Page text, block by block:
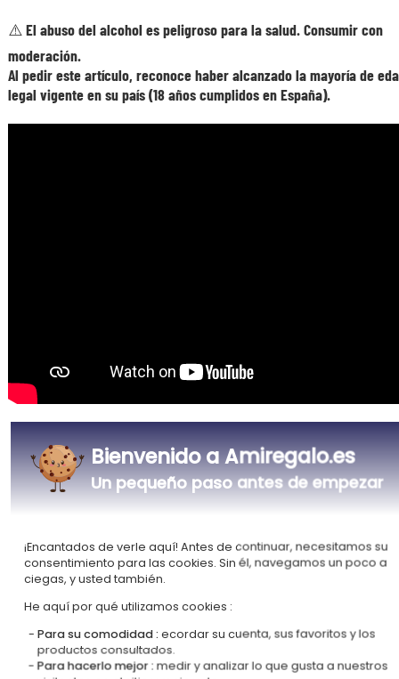
Nuestra empresa Kadocom es
Certificada
Miembro del
Nuestro enfoque RSE Glosario de etiquetas
⚠️ El abuso del alcohol es peligroso para la salud. Consumir con
moderación.
Al pedir este artículo, reconoce haber alcanzado la mayoría de
legal vigente en su país (18 años cumplidos en España).
Bienvenido a Amiregalo.es
Un pequeño paso antes de empezar
¡Encantados de verle aquí! Antes de continuar, necesitamos su
consentimiento para las cookies. Sin él, navegamos un poco a
ciegas, y usted también.
He aquí por qué utilizamos cookies :
Para su comodidad : ecordar su cuenta, sus favoritos y los
productos consultados.
Para hacerlo mejor : medir y analizar lo que gusta a nuestros